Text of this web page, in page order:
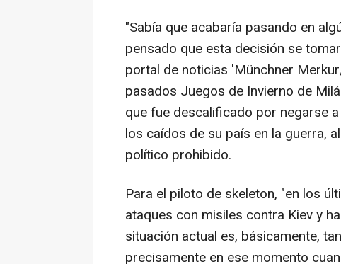
"Sabía que acabaría pasando en
pensado que esta decisión se
portal de noticias 'Münchner
pasados Juegos de Invierno de
que fue descalificado por negarse
los caídos de su país en la guerra,
político prohibido.
Para el piloto de skeleton, "en los
ataques con misiles contra Kiev y
situación actual es, básicamente,
precisamente en ese momento